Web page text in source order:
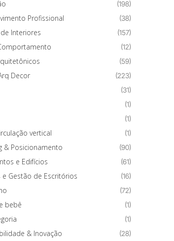
(198)
Profissional (38)
Interiores (157)
(12)
(59)
Decor (223)
(31)
(1)
(1)
vertical (1)
& Posicionamento (90)
e Edifícios (61)
e Gestão de Escritórios (16)
(72)
bebê (1)
(1)
& Inovação (28)